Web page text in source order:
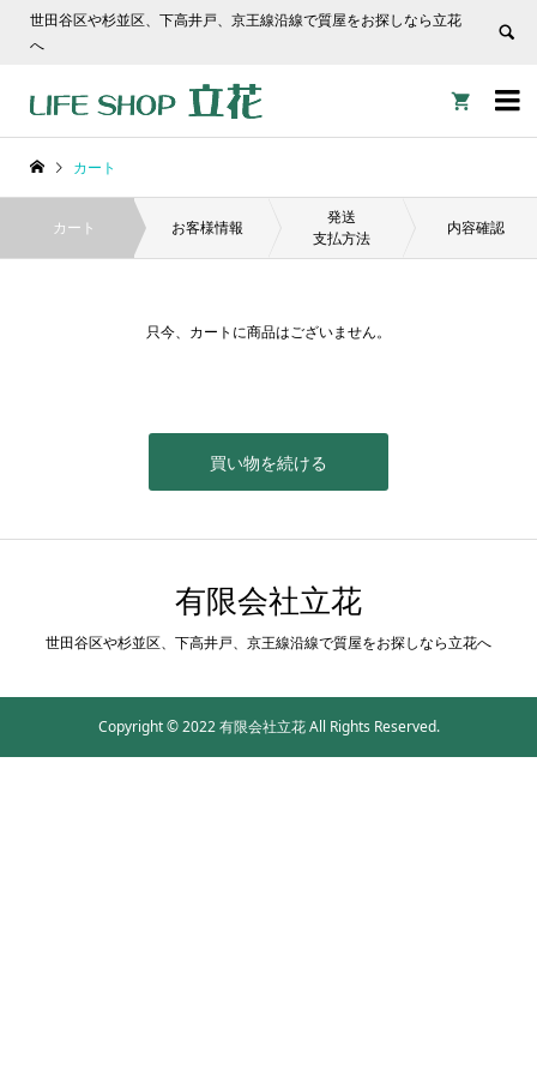
世田谷区や杉並区、下高井戸、京王線沿線で質屋をお探しなら立花
へ


カート
カート お客様情報
発送
支払方法
内容確認
只今、カートに商品はございません。
有限会社立花
世田谷区や杉並区、下高井戸、京王線沿線で質屋をお探しなら立花へ
Copyright © 2022 有限会社立花 All Rights Reserved.